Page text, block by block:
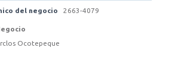
del negocio 2663-4079
Ocotepeque